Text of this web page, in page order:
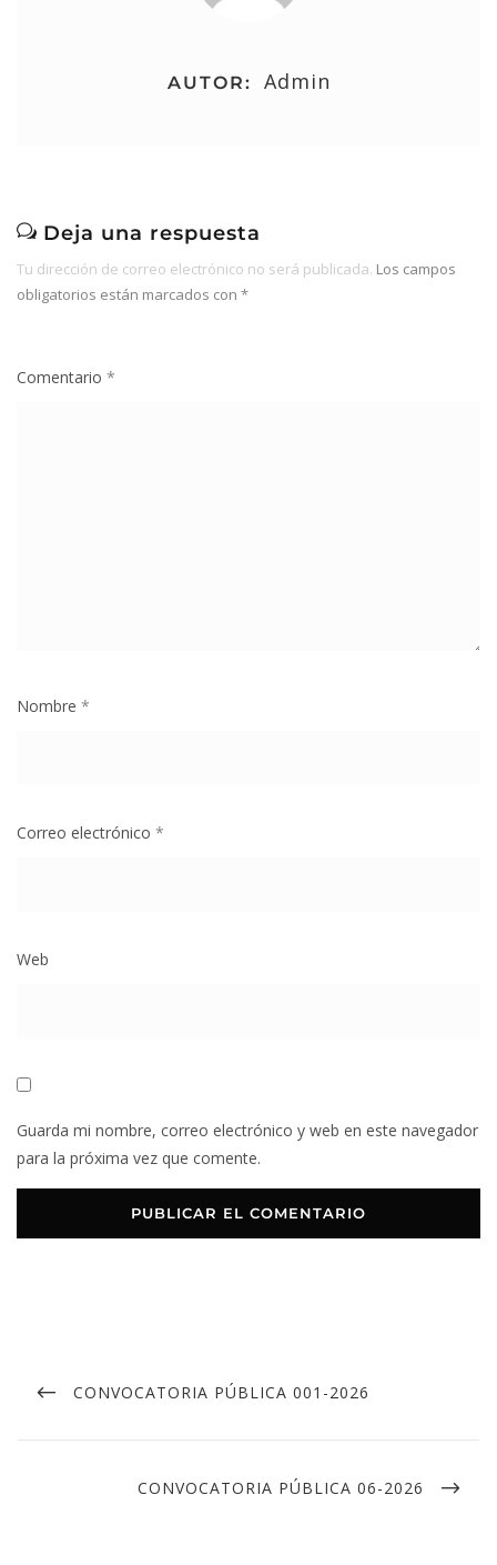
AUTOR: Admin
Deja una respuesta
Tu dirección de correo electrónico no será publicada. Los campos
obligatorios están marcados con *
Comentario *
Nombre *
Correo electrónico *
Web
Guarda mi nombre, correo electrónico y web en este navegador
para la próxima vez que comente.
CONVOCATORIA PÚBLICA 001-2026
CONVOCATORIA PÚBLICA 06-2026